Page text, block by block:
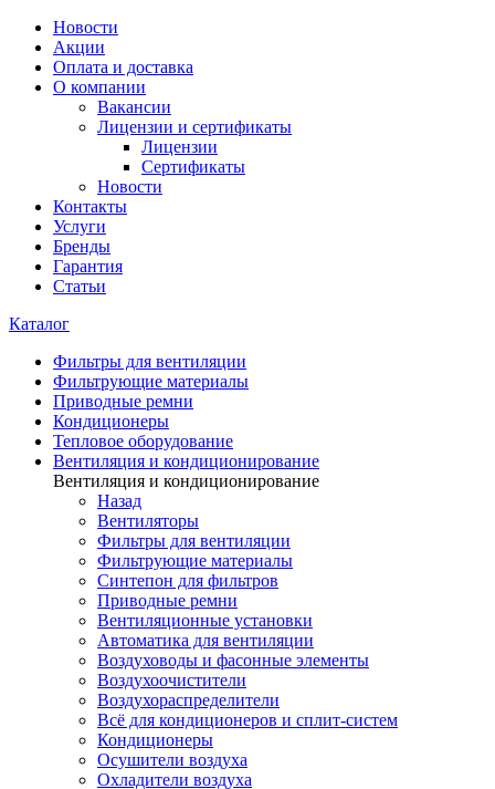
Новости
Акции
Оплата и доставка
О компании
Вакансии
Лицензии и сертификаты
Лицензии
Сертификаты
Новости
Контакты
Услуги
Бренды
Гарантия
Статьи
Каталог
Фильтры для вентиляции
Фильтрующие материалы
Приводные ремни
Кондиционеры
Тепловое оборудование
Вентиляция и кондиционирование
Вентиляция и кондиционирование
Назад
Вентиляторы
Фильтры для вентиляции
Фильтрующие материалы
Синтепон для фильтров
Приводные ремни
Вентиляционные установки
Автоматика для вентиляции
Воздуховоды и фасонные элементы
Воздухоочистители
Воздухораспределители
Всё для кондиционеров и сплит-систем
Кондиционеры
Осушители воздуха
Охладители воздуха